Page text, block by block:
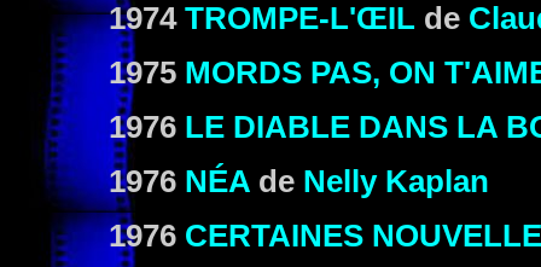
1974TROMPE-L'ŒIL de
1975 MORDS PAS, ON
1976 LE DIABLE DANS LA
1976 NÉA de Nelly Kaplan
1976 CERTAINES